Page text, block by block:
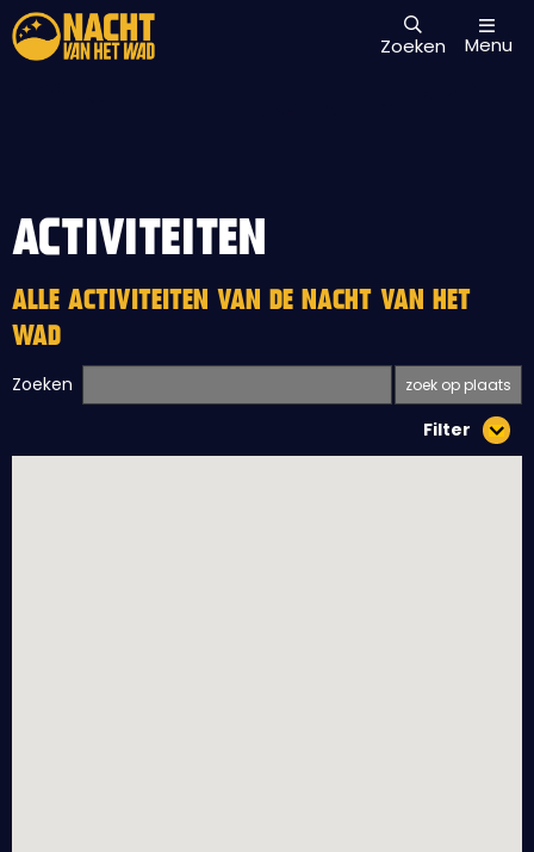
Zoeken Menu
ACTIVITEITEN
ALLE ACTIVITEITEN VAN DE NACHT VAN HET
WAD
Zoeken
Filter